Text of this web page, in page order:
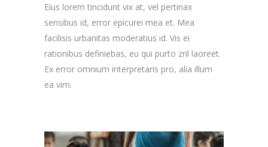
Eius lorem tincidunt vix at, vel pertinax
sensibus id, error epicurei mea et. Mea
facilisis urbanitas moderatius id. Vis ei
rationibus definiebas, eu qui purto zril laoreet.
Ex error omnium interpretaris pro, alia illum
ea vim.